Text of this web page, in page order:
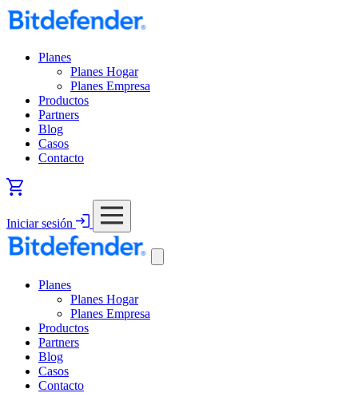
Planes
Planes Hogar
Planes Empresa
Productos
Partners
Blog
Casos
Contacto
Iniciar sesión
Planes
Planes Hogar
Planes Empresa
Productos
Partners
Blog
Casos
Contacto